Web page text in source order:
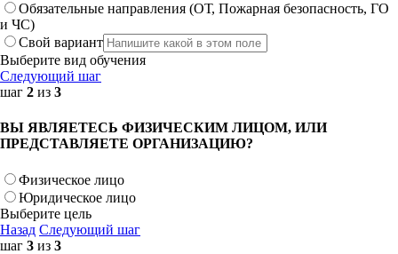
Обязательные направления (ОТ, Пожарная безопасность, ГО
и ЧС)
Свой вариант
Выберите вид обучения
Следующий шаг
шаг 2 из 3
ВЫ ЯВЛЯЕТЕСЬ ФИЗИЧЕСКИМ ЛИЦОМ, ИЛИ
ПРЕДСТАВЛЯЕТЕ ОРГАНИЗАЦИЮ?
Физическое лицо
Юридическое лицо
Выберите цель
Назад Следующий шаг
шаг 3 из 3